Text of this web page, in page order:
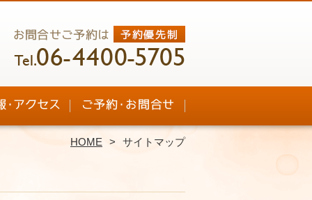
HOME サイトマップ